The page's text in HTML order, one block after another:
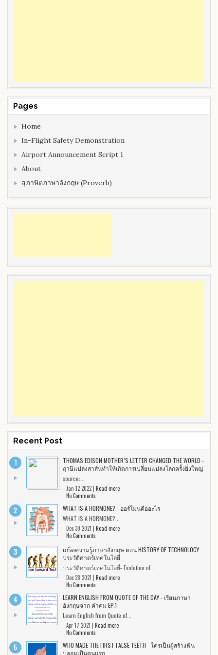
Pages
Home
In-Flight Safety Demonstration
Airport Announcement Script 1
About
สุภาษิตภาษาอังกฤษ (Proverb)
Recent Post
THOMAS EDISON MOTHER’S LETTER CHANGED THE WORLD -
ฤาษีแปลงสาส์นทำให้เกิดการเปลี่ยนแปลงโลกครั้งยิ่งใหญ่
source:...
Jan 12 2022 | Read more
No Comments
WHAT IS A HORMONE? - ฮอร์โมนคืออะไร
WHAT IS A HORMONE?...
Dec 30 2021 | Read more
No Comments
เกร็ดความรู้ภาษาอังกฤษ ตอน HISTORY OF TECHNOLOGY
ประวัติศาตร์เทคโนโลยี่
ประวัติศาตร์เทคโนโลยี่- Evolution of...
Dec 28 2021 | Read more
No Comments
LEARN ENGLISH FROM QUOTE OF THE DAY - เรียนภาษา
อังกฤษจาก คำคม EP.1
Learn English from Quote of...
Apr 17 2021 | Read more
No Comments
WHO MADE THE FIRST FALSE TEETH - ใครเป็นผู้สร้างฟัน
ปลอมเป็นคนแรก